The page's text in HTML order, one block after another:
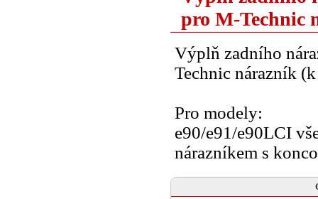
pro M-Technic
Výplň zadního
Technic nárazník
Pro modely:
e90/e91/e90LCI
nárazníkem s